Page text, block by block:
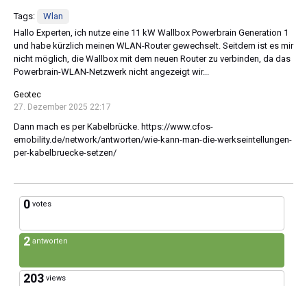
Tags:
Wlan
Hallo Experten, ich nutze eine 11 kW Wallbox Powerbrain Generation 1
und habe kürzlich meinen WLAN-Router gewechselt. Seitdem ist es mir
nicht möglich, die Wallbox mit dem neuen Router zu verbinden, da das
Powerbrain-WLAN-Netzwerk nicht angezeigt wir...
Geotec
27. Dezember 2025 22:17
Dann mach es per Kabelbrücke. https://www.cfos-
emobility.de/network/antworten/wie-kann-man-die-werkseintellungen-
per-kabelbruecke-setzen/
0 votes
2 antworten
203 views